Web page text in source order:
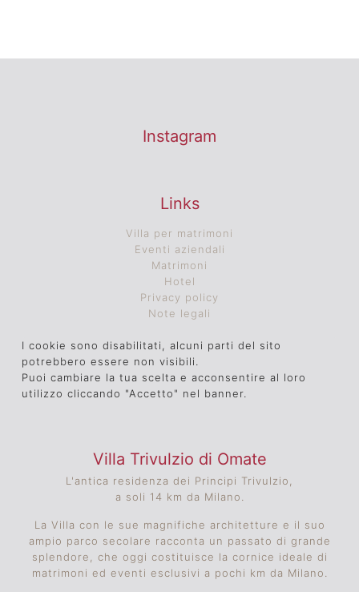
Instagram
Links
Villa per matrimoni
Eventi aziendali
Matrimoni
Hotel
Privacy policy
Note legali
I cookie sono disabilitati, alcuni parti del sito
potrebbero essere non visibili.
Puoi cambiare la tua scelta e acconsentire al loro
utilizzo cliccando "Accetto" nel banner.
Villa Trivulzio di Omate
L'antica residenza dei Principi Trivulzio,
a soli 14 km da Milano.
La Villa con le sue magnifiche architetture e il suo
ampio parco secolare racconta un passato di grande
splendore, che oggi costituisce la cornice ideale di
matrimoni ed eventi esclusivi a pochi km da Milano.